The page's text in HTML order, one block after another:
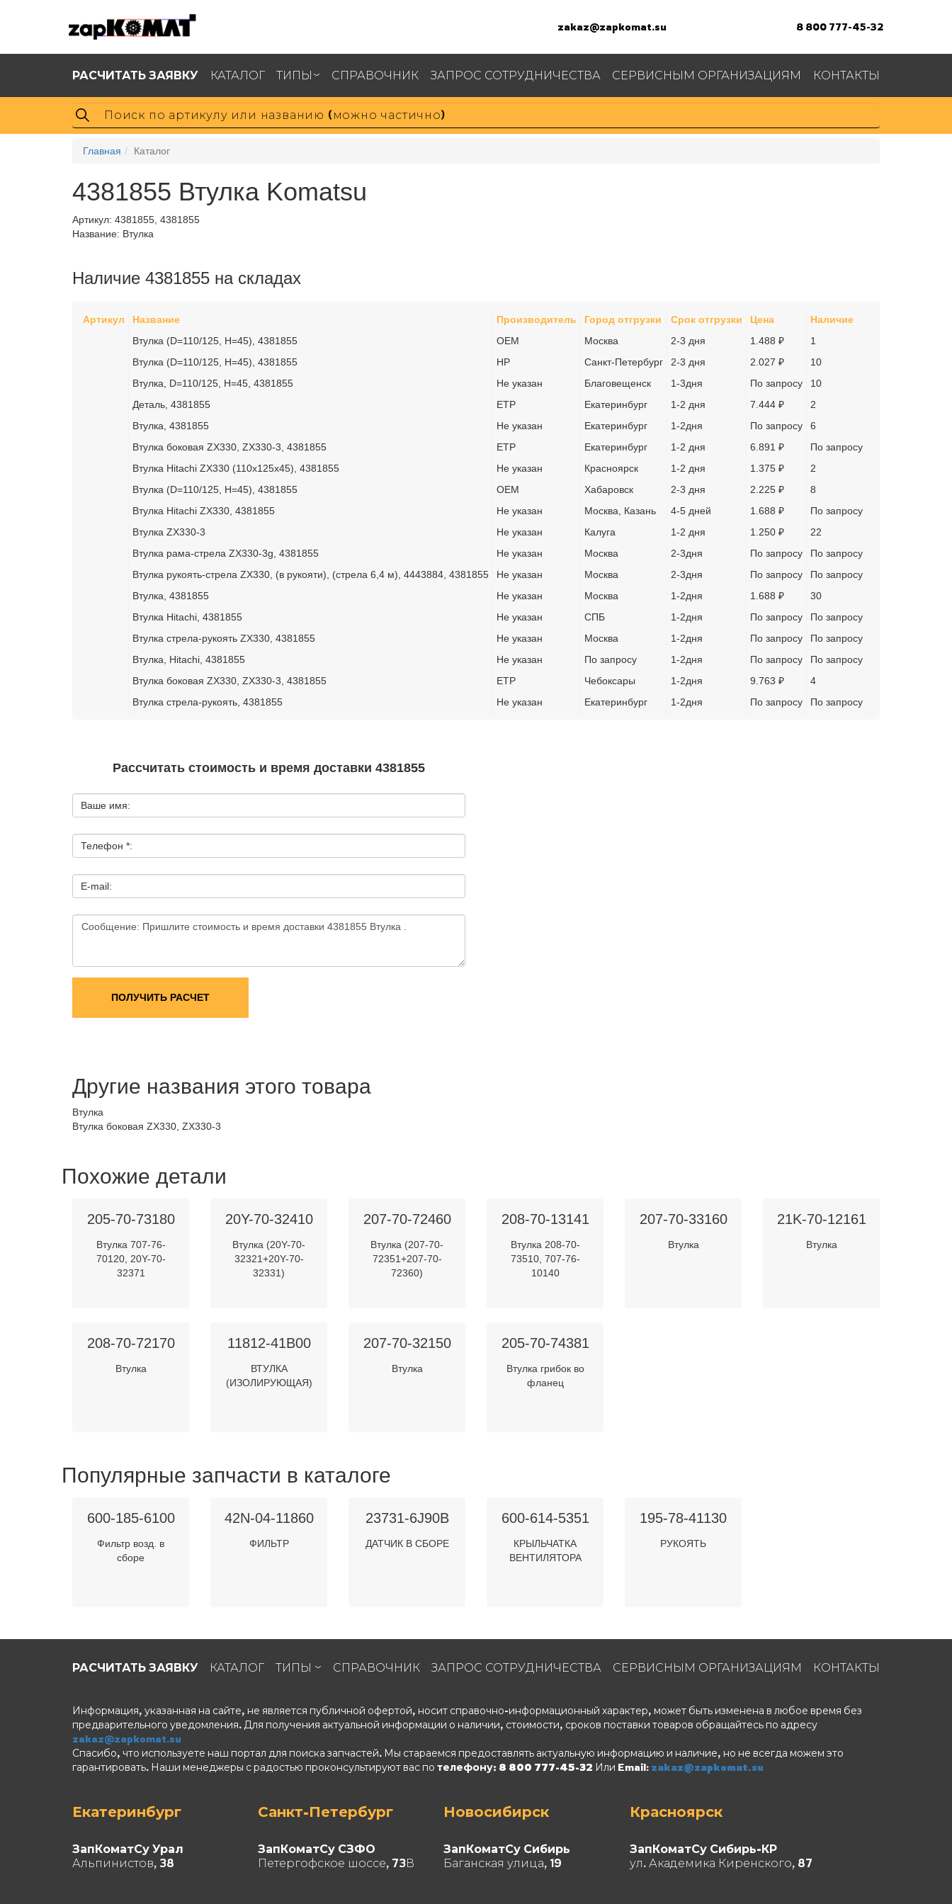
zakaz@zapkomat.su 8 800 777-45-32
РАСЧИТАТЬ ЗАЯВКУ КАТАЛОГ ТИПЫ СПРАВОЧНИК ЗАПРОС СОТРУДНИЧЕСТВА СЕРВИСНЫМ ОРГАНИЗАЦИЯМ КОНТАКТЫ
Главная Каталог
4381855 Втулка Komatsu
Артикул: 4381855, 4381855
Название: Втулка
Наличие 4381855 на складах
Артикул Название Производитель Город отгрузки Срок отгрузки Цена
Наличие
Втулка (D=110/125, H=45), 4381855
OEM Москва 2-3 дня 1.488 ₽
1
Втулка (D=110/125, H=45), 4381855
HP Санкт-Петербург 2-3 дня 2.027 ₽
10
Втулка, D=110/125, H=45, 4381855
Не указан Благовещенск 1-3дня По запросу
10
Деталь, 4381855
ETP Екатеринбург 1-2 дня 7.444 ₽
2
Втулка, 4381855
Не указан Екатеринбург 1-2дня По запросу
6
Втулка боковая ZX330, ZX330-3, 4381855
ETP Екатеринбург 1-2 дня 6.891 ₽
По запросу
Втулка Hitachi ZX330 (110х125х45), 4381855
Не указан Красноярск 1-2 дня 1.375 ₽
2
Втулка (D=110/125, H=45), 4381855
OEM Хабаровск 2-3 дня 2.225 ₽
8
Втулка Hitachi ZX330, 4381855
Не указан Москва, Казань 4-5 дней 1.688 ₽
По запросу
Втулка ZX330-3
Не указан Калуга 1-2 дня 1.250 ₽
22
Втулка рама-стрела ZX330-3g, 4381855
Не указан Москва 2-3дня По запросу
По запросу
Втулка рукоять-стрела ZX330, (в рукояти), (стрела 6,4 м), 4443884, 4381855
Не указан Москва 2-3дня По запросу
По запросу
Втулка, 4381855
Не указан Москва 1-2дня 1.688 ₽
30
Втулка Hitachi, 4381855
Не указан СПБ 1-2дня По запросу
По запросу
Втулка стрела-рукоять ZX330, 4381855
Не указан Москва 1-2дня По запросу
По запросу
Втулка, Hitachi, 4381855
Не указан По запросу 1-2дня По запросу
По запросу
Втулка боковая ZX330, ZX330-3, 4381855
ETP Чебоксары 1-2дня 9.763 ₽
4
Втулка стрела-рукоять, 4381855
Не указан Екатеринбург 1-2дня По запросу По запросу
Рассчитать стоимость и время доставки 4381855
Ваше имя:
Телефон *:
E-mail:
ПОЛУЧИТЬ РАСЧЕТ
Другие названия этого товара
Втулка
Втулка боковая ZX330, ZX330-3
Похожие детали
205-70-73180
Втулка 707-76-
70120, 20Y-70-
32371
20Y-70-32410
Втулка (20Y-70-
32321+20Y-70-
32331)
207-70-72460
Втулка (207-70-
72351+207-70-
72360)
208-70-13141
Втулка 208-70-
73510, 707-76-
10140
207-70-33160
Втулка
21K-70-12161
Втулка
208-70-72170
Втулка
11812-41B00
ВТУЛКА
(ИЗОЛИРУЮЩАЯ)
207-70-32150
Втулка
205-70-74381
Втулка грибок во
фланец
Популярные запчасти в каталоге
600-185-6100
Фильтр возд. в
сборе
42N-04-11860
ФИЛЬТР
23731-6J90B
ДАТЧИК В СБОРЕ
600-614-5351
КРЫЛЬЧАТКА
ВЕНТИЛЯТОРА
195-78-41130
РУКОЯТЬ
РАСЧИТАТЬ ЗАЯВКУ КАТАЛОГ ТИПЫ СПРАВОЧНИК ЗАПРОС СОТРУДНИЧЕСТВА СЕРВИСНЫМ ОРГАНИЗАЦИЯМ КОНТАКТЫ
Информация, указанная на сайте, не является публичной офертой, носит справочно-информационный характер, может быть изменена в любое время без
предварительного уведомления. Для получения актуальной информации о наличии, стоимости, сроков поставки товаров обращайтесь по адресу
zakaz@zapkomat.su
Спасибо, что используете наш портал для поиска запчастей. Мы стараемся предоставлять актуальную информацию и наличие, но не всегда можем это
гарантировать. Наши менеджеры с радостью проконсультируют вас по телефону: 8 800 777-45-32 Или Email: zakaz@zapkomat.su
Екатеринбург
ЗапКоматСу Урал
Альпинистов, 38
Санкт-Петербург
ЗапКоматСу СЗФО
Петергофское шоссе, 73В
Новосибирск
ЗапКоматСу Сибирь
Баганская улица, 19
Красноярск
ЗапКоматСу Сибирь-КР
ул. Академика Киренского, 87